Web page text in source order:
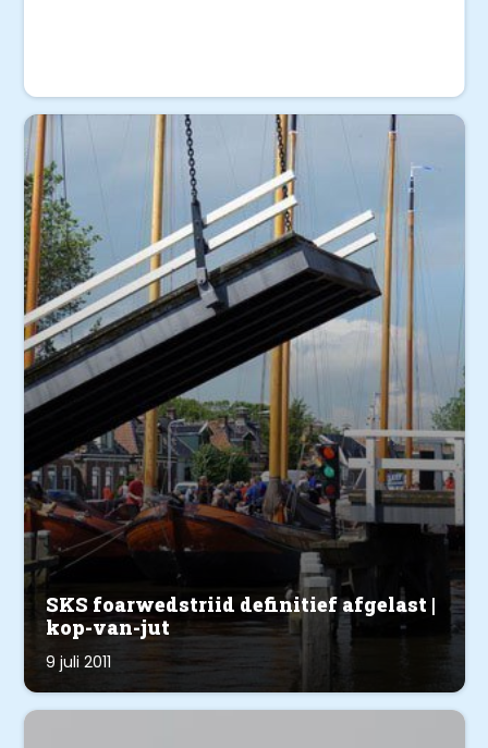
SKS foarwedstriid definitief afgelast |
kop-van-jut
9 juli 2011